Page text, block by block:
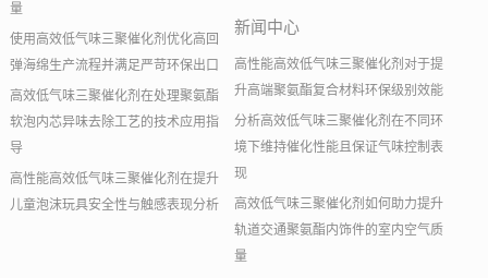
量
使用高效低气味三聚催化剂优化高回
弹海绵生产流程并满足严苛环保出口
高效低气味三聚催化剂在处理聚氨酯
软泡内芯异味去除工艺的技术应用指
导
高性能高效低气味三聚催化剂在提升
儿童泡沫玩具安全性与触感表现分析
新闻中心
高性能高效低气味三聚催化剂对于提
升高端聚氨酯复合材料环保级别效能
分析高效低气味三聚催化剂在不同环
境下维持催化性能且保证气味控制表
现
高效低气味三聚催化剂如何助力提升
轨道交通聚氨酯内饰件的室内空气质
量